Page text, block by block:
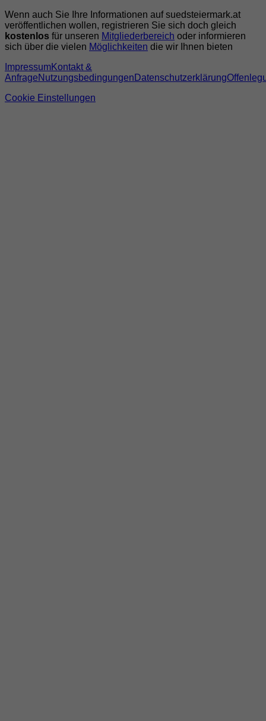
Wenn auch Sie Ihre Informationen auf suedsteiermark.at
veröffentlichen wollen, registrieren Sie sich doch gleich
kostenlos für unseren Mitgliederbereich oder informieren
sich über die vielen Möglichkeiten die wir Ihnen bieten
ImpressumKontakt &
AnfrageNutzungsbedingungen Datenschutzerklärung
Cookie Einstellungen